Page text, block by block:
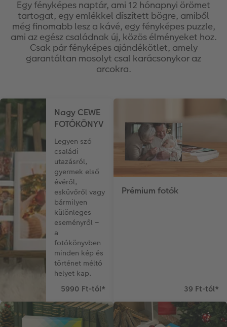
Vásárlói mintakönyvek
Így működik
Kids CEWE FOTÓKÖNYV
Kiegészítők
CEWE myPhotos
Matt Prints
Képméretek
Prémium poszter
Fotókidolgozás normál
Fényképtároló dobozok
Fotócsomagok
Fotómatrica
Azonnali fotókidolgozás
Matrica nyomtatás azonnal
Kiegészítők
CEWE myPhotos
Direkt nyomtatású alufotó
Galériafotó
Habkarton
Poszterléc
Hexxas
Fafotó
Többrészes fali dekoráció
Fotókollázsok
Fotószalag
XXL Retró fotó
Kiegészítők
CEWE myPhotos
Üdvözlőkártyák
Kiskedvencek világa
Iskolaszer és irodaszer
Textíliák
Art Prints
Fényképes naptárak
CEWE FOTÓKÖNYV Kids
CEWE myPhotos
Kiegészítők
CEWE myPhotos
CEWE PHOTO AWARD FOTÓPÁLYÁZAT
Fotózási tippek és trükkök
Hogyan készíts jobb képeket a
CEWE sztorik
Egyedi ajándékötletek
Ajándékötletek szeretteinek
Utazás
Esküvő
Ballagás
CEWE myPhotos
Egy fényképes naptár, ami 12 hónapnyi örömet
tartogat, egy emlékkel díszített bögre, amiből
még finomabb lesz a kávé, egy fényképes puzzle,
ami az egész családnak új, közös élményeket hoz.
Csak pár fényképes ajándékötlet, amely
garantáltan mosolyt csal karácsonykor az
arcokra.
Nagy CEWE
FOTÓKÖNYV
Legyen szó
családi
utazásról,
gyermek első
évéről,
esküvőről vagy
bármilyen
különleges
eseményről –
a
fotókönyvben
minden kép és
történet méltó
helyet kap.
5990 Ft-tól*
Prémium fotók
39 Ft-tól*